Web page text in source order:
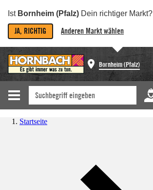
Ist Bornheim (Pfalz) Dein richtiger Markt?
JA, RICHTIG Anderen Markt wählen
Bornheim (Pfalz)
Startseite